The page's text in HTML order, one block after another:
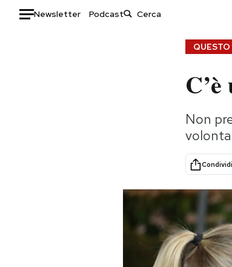
Newsletter Podcast
Consumismi
Storie/Idee
Ok Boomer!
Media
Altrecose
Mondiali calcio 2026
Non
Condividi